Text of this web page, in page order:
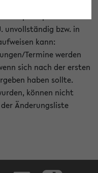
unvollständig bzw. in
kann:
Termine werden
sich nach der ersten
haben sollte.
können nicht
Änderungsliste